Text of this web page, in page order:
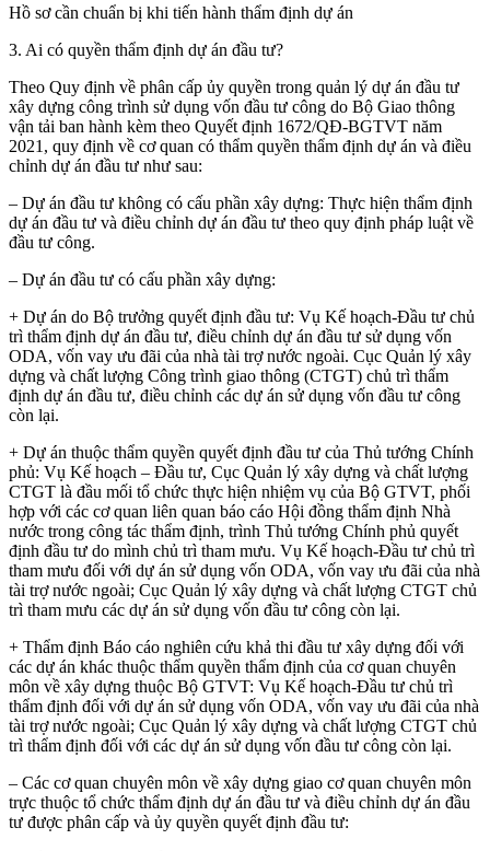
Hồ sơ cần chuẩn bị khi tiến hành thẩm định dự án
3. Ai có quyền thẩm định dự án đầu tư?
Theo Quy định về phân cấp ủy quyền trong quản lý dự án đầu tư
xây dựng công trình sử dụng vốn đầu tư công do Bộ Giao thông
vận tải ban hành kèm theo Quyết định 1672/QĐ-BGTVT năm
2021, quy định về cơ quan có thẩm quyền thẩm định dự án và điều
chỉnh dự án đầu tư như sau:
– Dự án đầu tư không có cấu phần xây dựng: Thực hiện thẩm định
dự án đầu tư và điều chỉnh dự án đầu tư theo quy định pháp luật về
đầu tư công.
– Dự án đầu tư có cấu phần xây dựng:
+ Dự án do Bộ trưởng quyết định đầu tư: Vụ Kế hoạch-Đầu tư chủ
trì thẩm định dự án đầu tư, điều chỉnh dự án đầu tư sử dụng vốn
ODA, vốn vay ưu đãi của nhà tài trợ nước ngoài. Cục Quản lý xây
dựng và chất lượng Công trình giao thông (CTGT) chủ trì thẩm
định dự án đầu tư, điều chỉnh các dự án sử dụng vốn đầu tư công
còn lại.
+ Dự án thuộc thẩm quyền quyết định đầu tư của Thủ tướng Chính
phủ: Vụ Kế hoạch – Đầu tư, Cục Quản lý xây dựng và chất lượng
CTGT là đầu mối tổ chức thực hiện nhiệm vụ của Bộ GTVT, phối
hợp với các cơ quan liên quan báo cáo Hội đồng thẩm định Nhà
nước trong công tác thẩm định, trình Thủ tướng Chính phủ quyết
định đầu tư do mình chủ trì tham mưu. Vụ Kế hoạch-Đầu tư chủ trì
tham mưu đối với dự án sử dụng vốn ODA, vốn vay ưu đãi của nhà
tài trợ nước ngoài; Cục Quản lý xây dựng và chất lượng CTGT chủ
trì tham mưu các dự án sử dụng vốn đầu tư công còn lại.
+ Thẩm định Báo cáo nghiên cứu khả thi đầu tư xây dựng đối với
các dự án khác thuộc thẩm quyền thẩm định của cơ quan chuyên
môn về xây dựng thuộc Bộ GTVT: Vụ Kế hoạch-Đầu tư chủ trì
thẩm định đối với dự án sử dụng vốn ODA, vốn vay ưu đãi của nhà
tài trợ nước ngoài; Cục Quản lý xây dựng và chất lượng CTGT chủ
trì thẩm định đối với các dự án sử dụng vốn đầu tư công còn lại.
– Các cơ quan chuyên môn về xây dựng giao cơ quan chuyên môn
trực thuộc tổ chức thẩm định dự án đầu tư và điều chỉnh dự án đầu
tư được phân cấp và ủy quyền quyết định đầu tư: